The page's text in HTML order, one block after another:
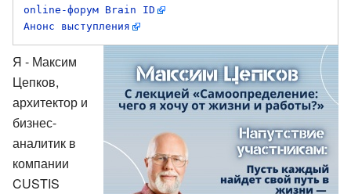
online-форум Brain ID
Анонс выступления
Я - Максим
Цепков,
архитектор и
бизнес-
аналитик в
компании
CUSTIS